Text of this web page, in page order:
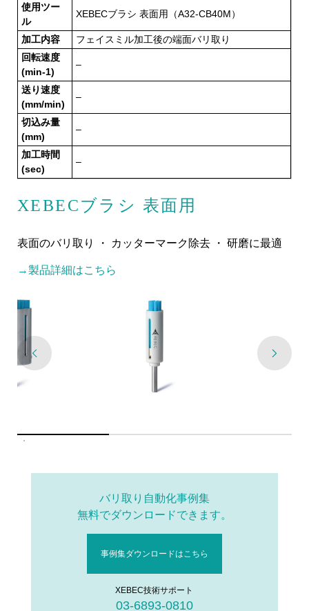
使用ツー
ル
XEBECブラシ 表面用（A32-CB40M）
加工内容
フェイスミル加工後の端面バリ取り
回転速度
(min-1)
–
送り速度
(mm/min)
–
切込み量
(mm)
–
加工時間
(sec)
–
XEBECブラシ 表面用
表面のバリ取り ・ カッターマーク除去 ・ 研磨に最適
→製品詳細はこちら
バリ取り自動化事例集
無料でダウンロードできます。
事例集ダウンロードはこちら
XEBEC技術サポート
03-6893-0810